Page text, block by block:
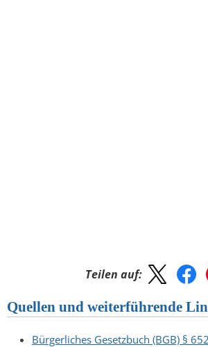
Teilen auf:
Quellen und weiterführende
Bürgerliches Gesetzbuch (BGB) § 652